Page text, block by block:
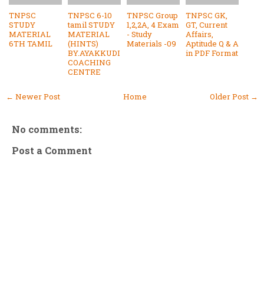
TNPSC
STUDY
MATERIAL
6TH TAMIL
TNPSC 6-10
tamil STUDY
MATERIAL
(HINTS)
BY.AYAKKUDI
COACHING
CENTRE
TNPSC Group
1,2,2A, 4 Exam
- Study
Materials -09
TNPSC GK,
GT, Current
Affairs,
Aptitude Q & A
in PDF Format
← Newer Post Older Post →
Home
No comments:
Post a Comment